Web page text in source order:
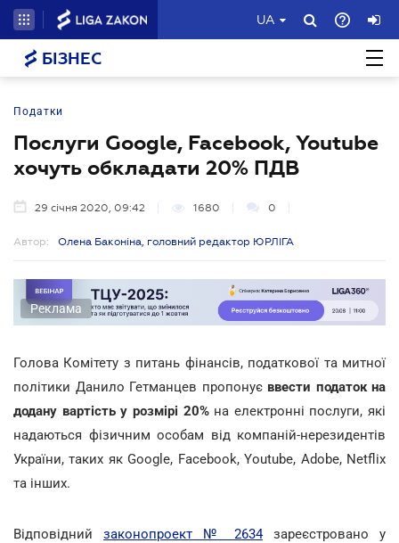
UA
БІЗНЕС
Податки
Послуги Google, Facebook, Youtube
хочуть обкладати 20% ПДВ
29 січня 2020, 09:42 1680 0
Автор: Олена Баконіна, головний редактор ЮРЛІГА
Реклама
Голова Комітету з питань фінансів, податкової та митної
політики Данило Гетманцев пропонує ввести податок на
додану вартість у розмірі 20%на електронні послуги, які
надаються фізичним особам від компаній-нерезидентів
України, таких як Google, Facebook, Youtube, Adobe, Netflix
та інших.
Відповідний законопроект № 2634зареєстровано у